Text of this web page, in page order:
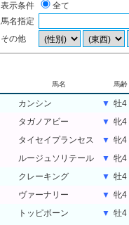
表示条件
全て
馬名指定
その他
馬名 馬齢
カンシン ▼ 牡4
タガノアビー
▼ 牝4
タイセイプランセス
▼ 牝4
ルージュソリテール
▼ 牝4
クレーキング
▼ 牡4
ヴァーナリー
▼ 牝4
トッピボーン
▼ 牡4